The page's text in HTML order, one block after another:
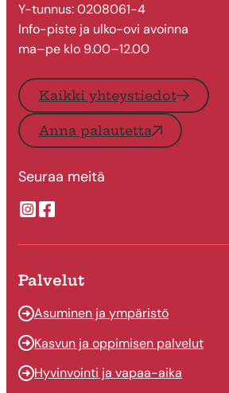
Y-tunnus: 0208061-4
Info-piste ja ulko-ovi avoinna
ma–pe klo 9.00–12.00
Kaikki yhteystiedot
Anna palautetta
Seuraa meitä
Suonenjoen kaupungin Instragram
Suonenjoen kaupungin Facebook
Palvelut
Asuminen ja ympäristö
Kasvun ja oppimisen palvelut
Hyvinvointi ja vapaa-aika